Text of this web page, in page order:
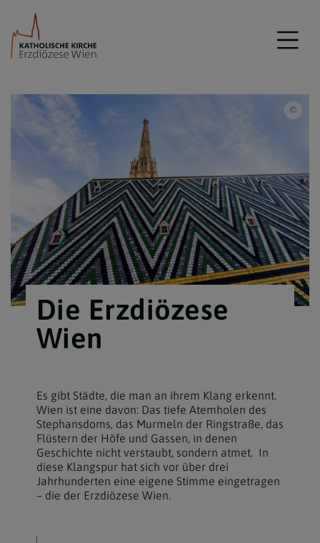
Die Erzdiözese
Wien
Es gibt Städte, die man an ihrem Klang erkennt.
Wien ist eine davon: Das tiefe Atemholen des
Stephansdoms, das Murmeln der Ringstraße, das
Flüstern der Höfe und Gassen, in denen
Geschichte nicht verstaubt, sondern atmet. In
diese Klangspur hat sich vor über drei
Jahrhunderten eine eigene Stimme eingetragen
– die der Erzdiözese Wien.